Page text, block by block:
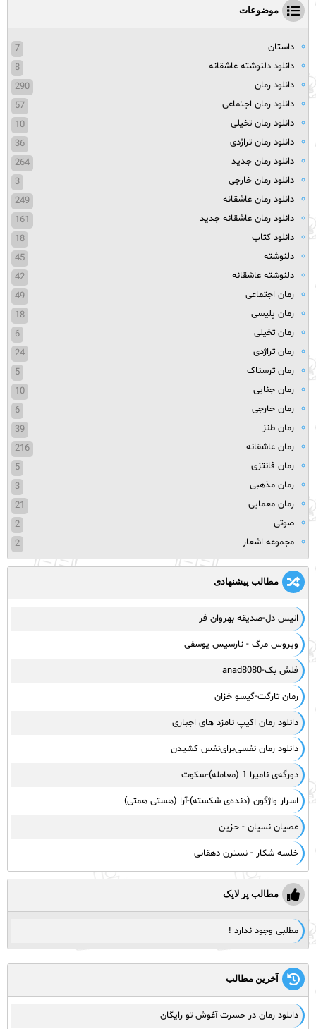
موضوعات
داستان
7
دانلود دلنوشته عاشقانه
8
دانلود رمان
290
دانلود رمان اجتماعی
57
دانلود رمان تخیلی
10
دانلود رمان تراژدی
36
دانلود رمان جدید
264
دانلود رمان خارجی
3
دانلود رمان عاشقانه
249
دانلود رمان عاشقانه جدید
161
دانلود کتاب
18
دلنوشته
45
دلنوشته عاشقانه
42
رمان اجتماعی
49
رمان پلیسی
18
رمان تخیلی
6
رمان تراژدی
24
رمان ترسناک
5
رمان جنایی
10
رمان خارجی
6
رمان طنز
39
رمان عاشقانه
216
رمان فانتزی
5
رمان مذهبی
3
رمان معمایی
21
صوتی
2
مجموعه اشعار
2
مطالب پیشنهادی
انیس دل-صدیقه بهروان فر
ویروس مرگ - نارسیس یوسفی
فلش بک-anad8080
رمان تارگت-گیسو خزان
دانلود رمان اکیپ نامزد های اجباری
دانلود رمان نفسی‌برای‌نفس کشیدن
دورگه‌ی نامیرا 1 (معامله)-سکوت
اسرار واژگون (دنده‌ی شکسته)-آرا (هستی همتی)
عصیان نسیان - حزین
خلسه شکار - نسترن دهقانی
مطالب پر لایک
مطلبی وجود ندارد !
آخرین مطالب
دانلود رمان در حسرت آغوش تو رایگان